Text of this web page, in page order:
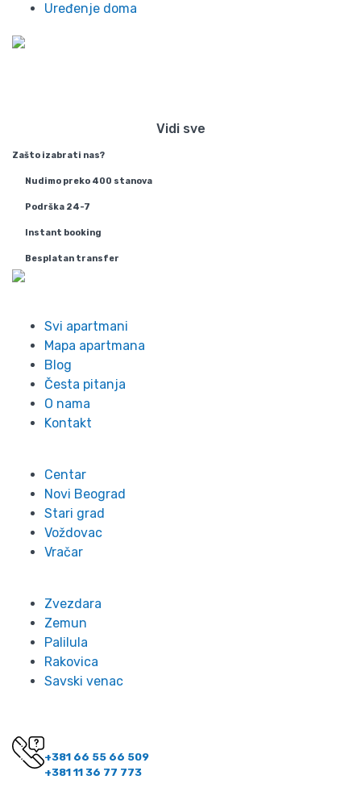
Uređenje doma
Vidi sve
Zašto izabrati nas?
Nudimo preko 400 stanova
Podrška 24-7
Instant booking
Besplatan transfer
Svi apartmani
Mapa apartmana
Blog
Česta pitanja
O nama
Kontakt
Centar
Novi Beograd
Stari grad
Voždovac
Vračar
Zvezdara
Zemun
Palilula
Rakovica
Savski venac
+381 66 55 66 509
+381 11 36 77 773